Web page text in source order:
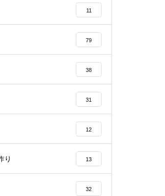
11
79
38
31
12
り 13
32